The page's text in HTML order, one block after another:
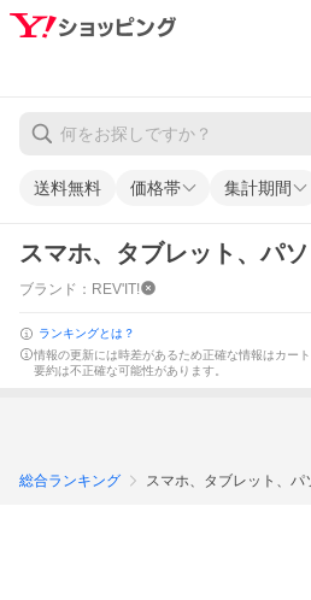
送料無料 価格帯 集計期間
スマホ、タブレット、パ
ブランド：REV'IT!
ランキングとは？
情報の更新には時差があるため正確な情報はカート
要約は不正確な可能性があります。
総合ランキング スマホ、タブレット、パ